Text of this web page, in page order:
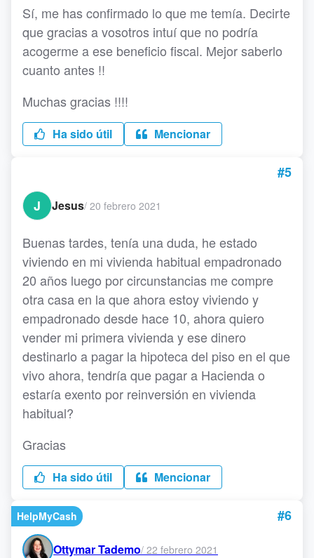
Sí, me has confirmado lo que me temía. Decirte
que gracias a vosotros intuí que no podría
acogerme a ese beneficio fiscal. Mejor saberlo
cuanto antes !!
Muchas gracias !!!!
Ha sido útil Mencionar
#5
J
Jesus/ 20 febrero 2021
Buenas tardes, tenía una duda, he estado
viviendo en mi vivienda habitual empadronado
20 años luego por circunstancias me compre
otra casa en la que ahora estoy viviendo y
empadronado desde hace 10, ahora quiero
vender mi primera vivienda y ese dinero
destinarlo a pagar la hipoteca del piso en el que
vivo ahora, tendría que pagar a Hacienda o
estaría exento por reinversión en vivienda
habitual?
Gracias
Ha sido útil Mencionar
HelpMyCash #6
Ottymar Tademo/ 22 febrero 2021